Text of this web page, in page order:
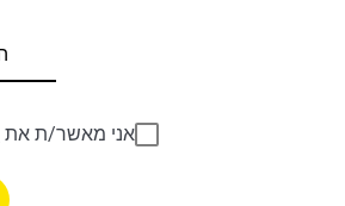
אני מאשר/ת את